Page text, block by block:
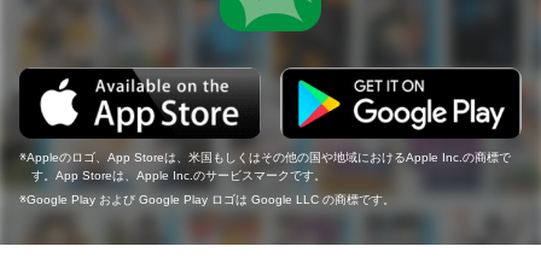
Appleのロゴ、App Storeは、米国もしくはその他の国や地域におけるApple Inc.の商標で
す。App Storeは、Apple Inc.のサービスマークです。
Google Play および Google Play ロゴは Google LLC の商標です。